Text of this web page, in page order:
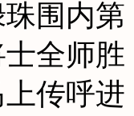
围内
全师
传呼